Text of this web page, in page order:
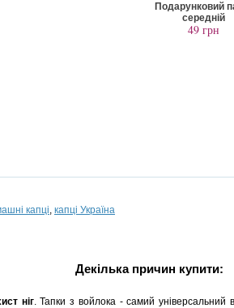
Подарунковий
середній
49 грн
капці, капці Україна
Декілька причин купити:
ніг. Тапки з войлока - самий універсальний